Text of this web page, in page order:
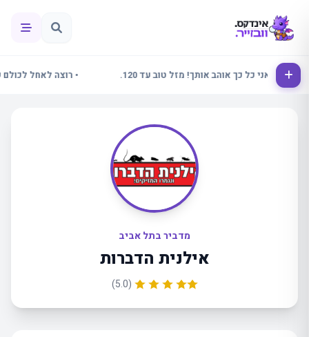
אני כל כך אוהב אותך! מזל טוב עד 120. • רוצה לאחל לכולם
מדביר בתל אביב
אילנית הדברות
(5.0)